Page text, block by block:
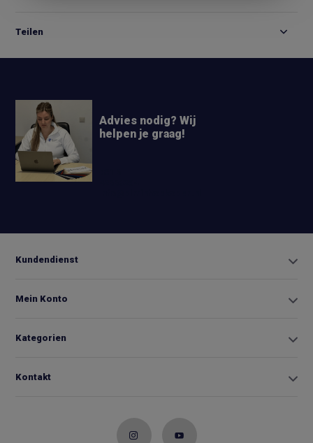
Teilen
Advies nodig? Wij
helpen je graag!
Kundendienst
Mein Konto
Kategorien
Kontakt